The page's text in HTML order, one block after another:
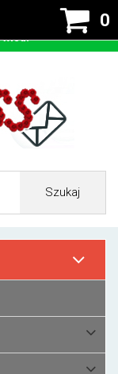
0
Szukaj
ciastek w celu
cookies